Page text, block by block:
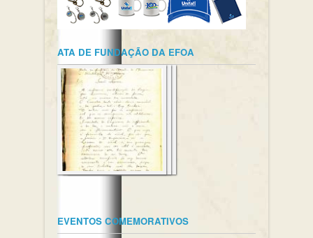
ATA DE FUNDAÇÃO DA EFOA
EVENTOS COMEMORATIVOS